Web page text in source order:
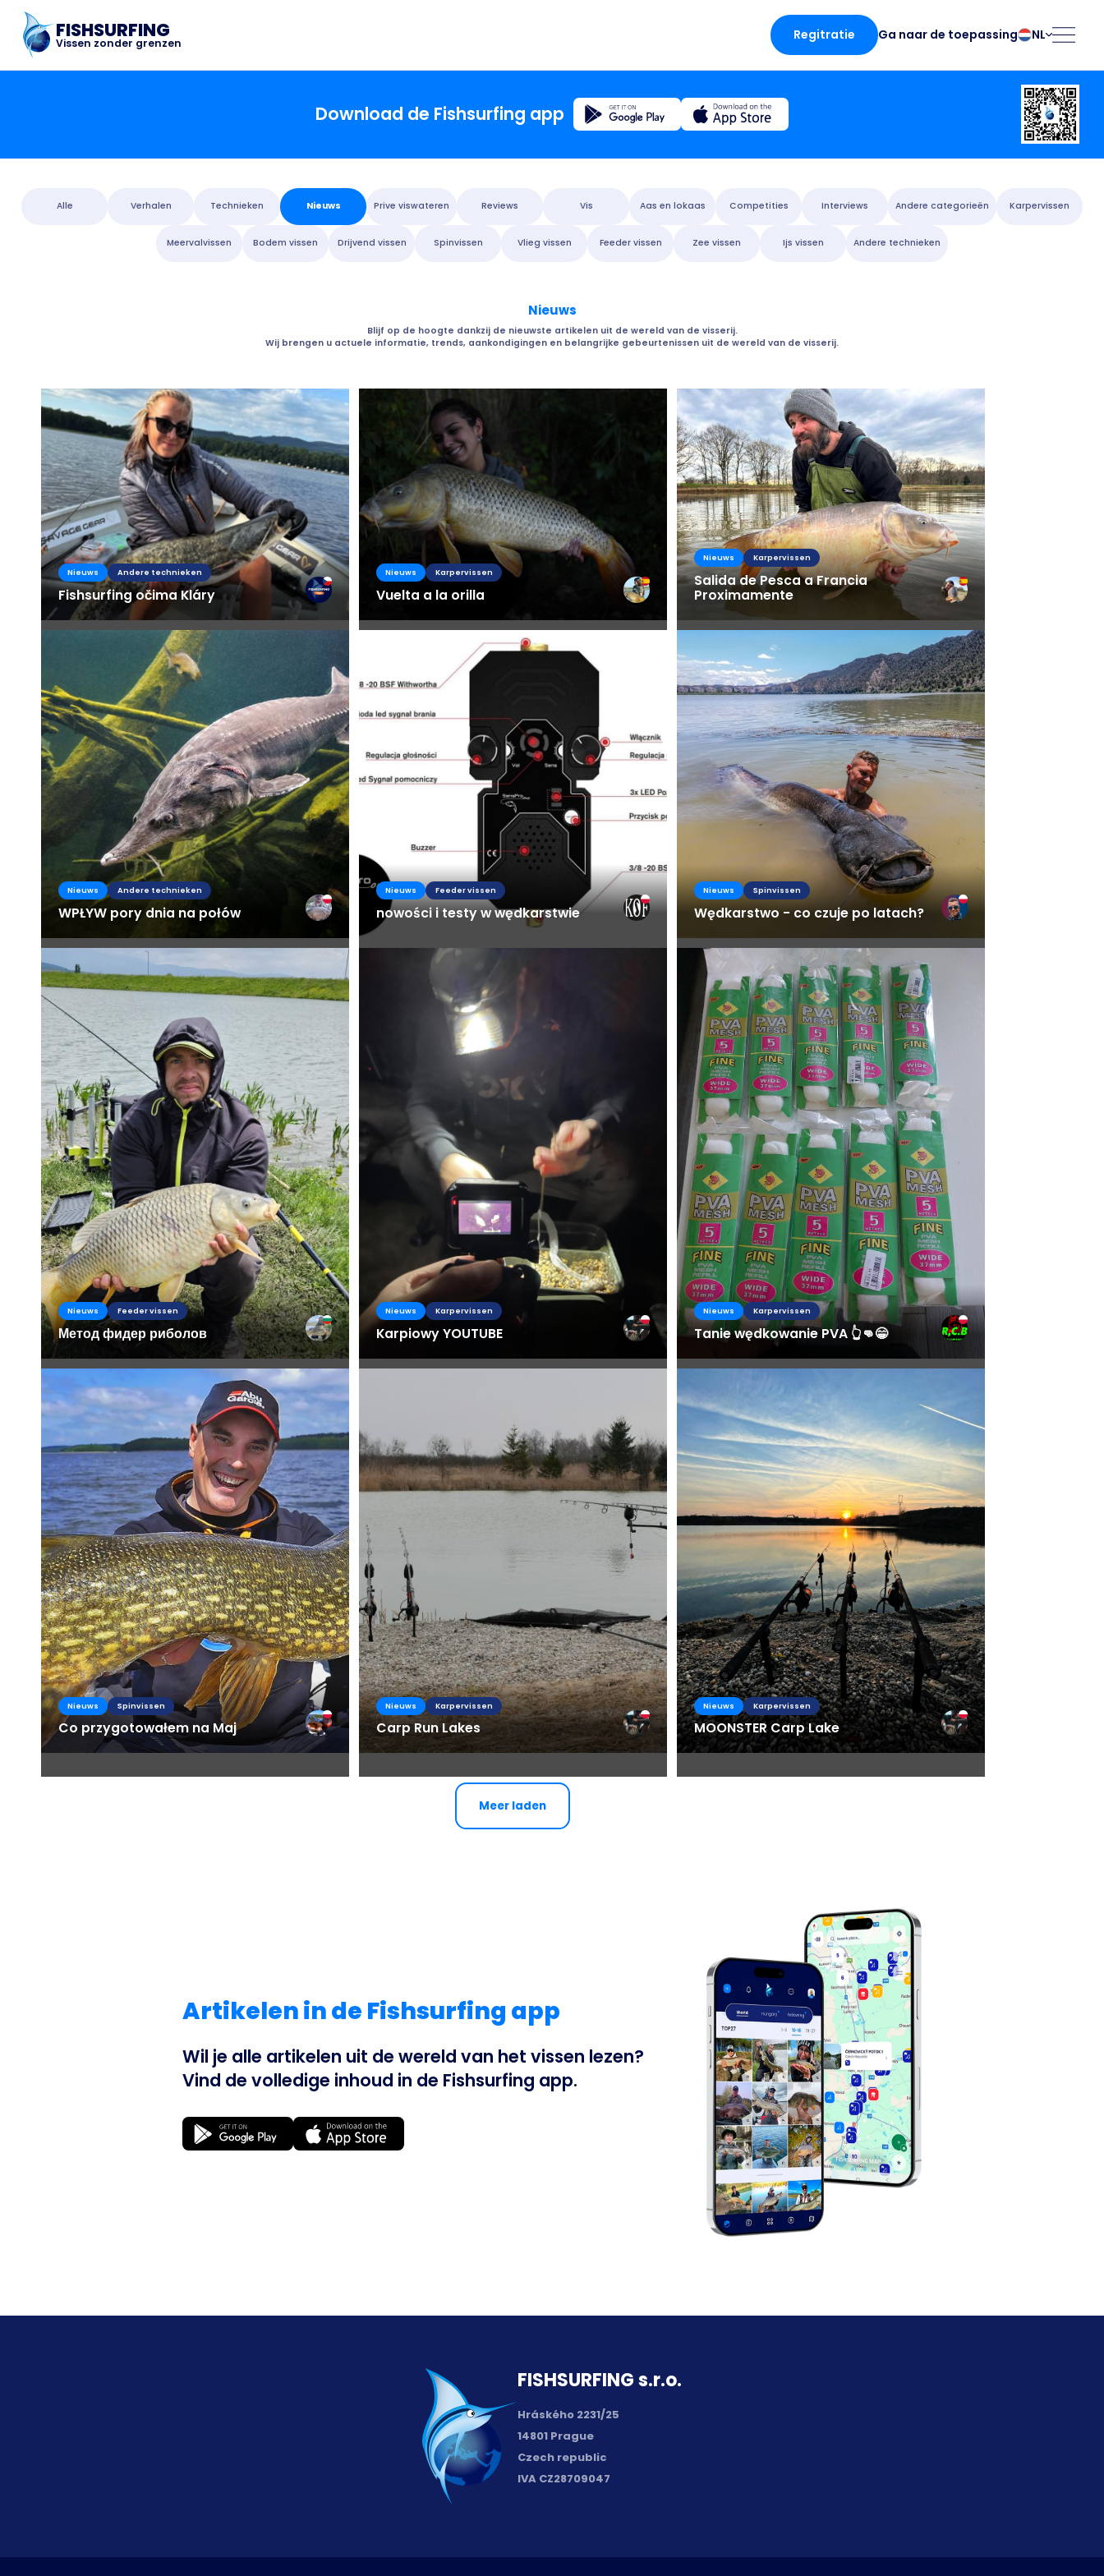
FISHSURFING
Vissen zonder grenzen
Regitratie Ga naar de toepassing NL
Deutsch
Español
Italiano
Norsk
Polski
Português
Românesc
Slovenčina
Home
Blog
Fishsurfing
Business
Download de Fishsurfing app
Alle Verhalen Technieken Nieuws Prive viswateren Reviews Vis Aas en lokaas Competities Interviews Andere categorieën Karpervissen
Meervalvissen Bodem vissen Drijvend vissen Spinvissen Vlieg vissen Feeder vissen Zee vissen Ijs vissen Andere technieken
Nieuws
Blijf op de hoogte dankzij de nieuwste artikelen uit de wereld van de visserij.
Wij brengen u actuele informatie, trends, aankondigingen en belangrijke gebeurtenissen uit de wereld van de visserij.
Nieuws Andere technieken
Fishsurfing očima Kláry
Nieuws Karpervissen
Vuelta a la orilla
Nieuws Karpervissen
Salida de Pesca a Francia
Proximamente
Nieuws Andere technieken
WPŁYW pory dnia na połów
Nieuws Feeder vissen
nowości i testy w wędkarstwie
Nieuws Spinvissen
Wędkarstwo - co czuje po latach?
Nieuws Feeder vissen
Метод фидер риболов
Nieuws Karpervissen
Karpiowy YOUTUBE
Nieuws Karpervissen
Tanie wędkowanie PVA 👆👊😁
Nieuws Spinvissen
Co przygotowałem na Maj
Nieuws Karpervissen
Carp Run Lakes
Nieuws Karpervissen
MOONSTER Carp Lake
Meer laden
Artikelen in de Fishsurfing app
Wil je alle artikelen uit de wereld van het vissen lezen?
Vind de volledige inhoud in de Fishsurfing app.
FISH­SURFING s.r.o.
Hráského 2231/25
14801 Prague
Czech republic
IVA CZ28709047